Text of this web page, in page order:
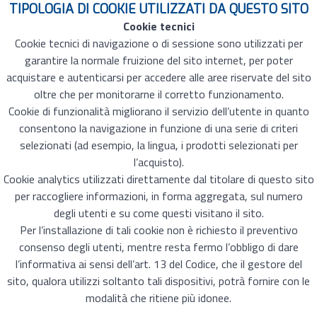
TIPOLOGIA DI COOKIE UTILIZZATI DA QUESTO SITO
Cookie tecnici
Cookie tecnici di navigazione o di sessione sono utilizzati per
garantire la normale fruizione del sito internet, per poter
acquistare e autenticarsi per accedere alle aree riservate del sito
oltre che per monitorarne il corretto funzionamento.
Cookie di funzionalità migliorano il servizio dell’utente in quanto
consentono la navigazione in funzione di una serie di criteri
selezionati (ad esempio, la lingua, i prodotti selezionati per
l’acquisto).
Cookie analytics utilizzati direttamente dal titolare di questo sito
per raccogliere informazioni, in forma aggregata, sul numero
degli utenti e su come questi visitano il sito.
Per l’installazione di tali cookie non è richiesto il preventivo
consenso degli utenti, mentre resta fermo l’obbligo di dare
l’informativa ai sensi dell’art. 13 del Codice, che il gestore del
sito, qualora utilizzi soltanto tali dispositivi, potrà fornire con le
modalità che ritiene più idonee.